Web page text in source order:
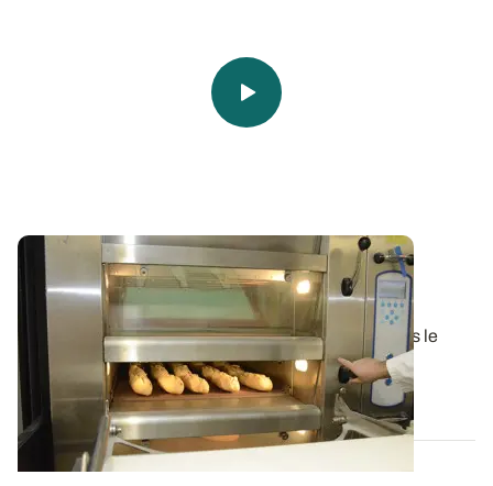
Blé tendre : l’importance de la nature des
protéines en panification
Au-delà de la quantité des protéines présentes dans le
grain de blé, leur qualité rentre...
01 AOÛT 2024